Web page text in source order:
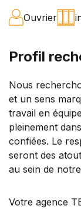
Ouvrier
Profil
Nous
et un sens
travail en
pleinement
confiées. Le
seront des
au sein de
Votre agence